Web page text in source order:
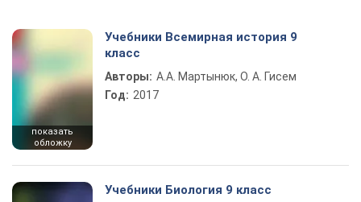
показать
обложку
Учебники Всемирная история 9
класс
Авторы: А.А. Мартынюк, О. А. Гисем
Год: 2017
Учебники Биология 9 класс